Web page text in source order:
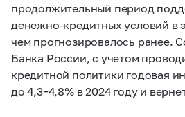
продолжительный период
денежно-кредитных условий в
чем прогнозировалось ранее.
Банка России, с учетом
кредитной политики годовая
до4,3–4,8%в 2024 году и